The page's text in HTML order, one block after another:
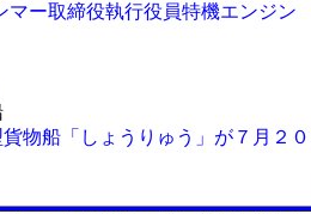
ー取締役執行役員特機エンジン
船「しょうりゅう」が７月２０